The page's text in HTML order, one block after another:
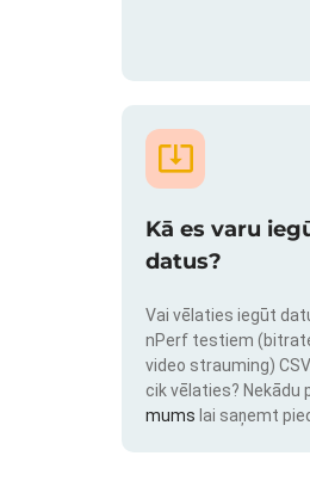
Kā es varu
datus?
Vai vēlaties iegūt
nPerf testiem
video strauming)
cik vēlaties? Nekādu
mums lai saņemt